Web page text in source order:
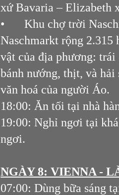
xứ Bavaria – Elizabeth
•
Khu chợ trời
Naschmarkt rộng 2.315
vật của địa phương: trái
bánh nướng, thịt, và
văn hoá của người Áo.
18:00: Ăn tối tại nhà
19:00: Nghỉ ngơi tại
ngơi.
NGÀY 8: VIENNA -
07:00: Dùng bữa sáng